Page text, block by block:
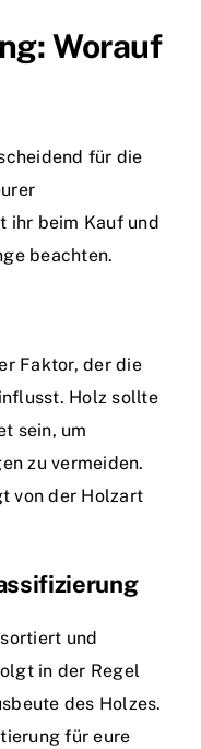
Worauf
für die
ihr beim Kauf und
beachten.
Faktor, der die
Holz sollte
sein, um
zu vermeiden.
von der Holzart
und
in der Regel
des Holzes.
für eure